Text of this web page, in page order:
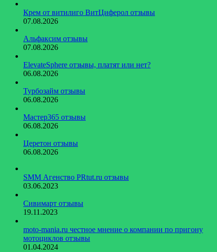
Крем от витилиго ВитЦиферол отзывы
07.08.2026
Альфаксим отзывы
07.08.2026
ElevateSphere отзывы, платят или нет?
06.08.2026
Турбозайм отзывы
06.08.2026
Мастер365 отзывы
06.08.2026
Церетон отзывы
06.08.2026
SMM Агенство PRtut.ru отзывы
03.06.2023
Сивимарт отзывы
19.11.2023
moto-mania.ru честное мнение о компании по пригону
мотоциклов отзывы
01.04.2024